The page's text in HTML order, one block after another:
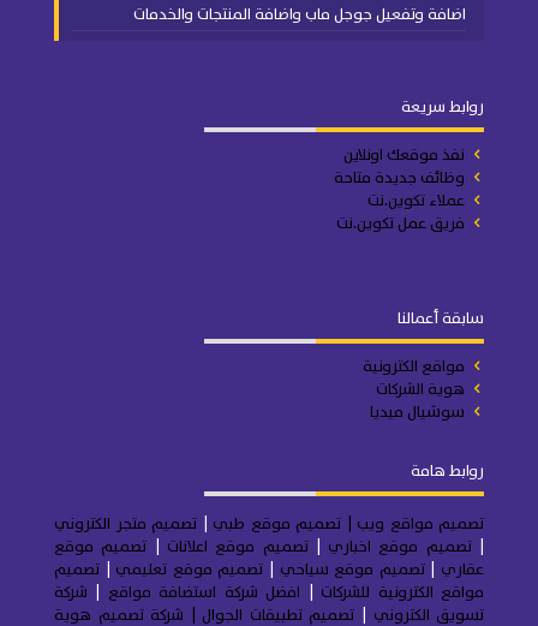
اضافة وتفعيل جوجل ماب واضافة المنتجات والخدمات
روابط سريعة
نفذ موقعك اونلاين
وظائف جديدة متاحة
عملاء تكوين.نت
فريق عمل تكوين.نت
سابقة أعمالنا
مواقع الكترونية
هوية الشركات
سوشيال ميديا
روابط هامة
تصميم مواقع ويب | تصميم موقع طبي | تصميم متجر الكتروني
|تصميم موقع اخباري |تصميم موقع اعلانات | تصميم موقع
عقاري |تصميم موقع سياحي | تصميم موقع تعليمي | تصميم
مواقع الكترونية للشركات | افضل شركة استضافة مواقع | شركة
تسويق الكتروني | تصميم تطبيقات الجوال | شركة تصميم هوية